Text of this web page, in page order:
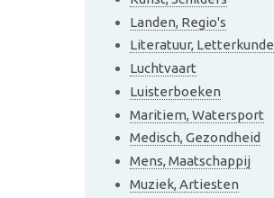
Landen, Regio's
Literatuur, Letterkunde
Luchtvaart
Luisterboeken
Maritiem, Watersport
Medisch, Gezondheid
Mens, Maatschappij
Muziek, Artiesten